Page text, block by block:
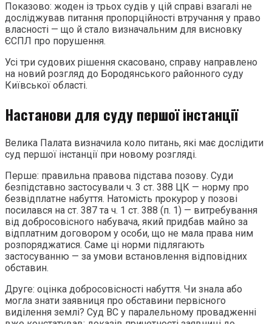
Показово: жоден із трьох судів у цій справі взагалі не
досліджував питання пропорційності втручання у право
власності — що й стало визначальним для висновку
ЄСПЛ про порушення.
Усі три судових рішення скасовано, справу направлено
на новий розгляд до Бородянського районного суду
Київської області.
Настанови для суду першої інстанції
Велика Палата визначила коло питань, які має дослідити
суд першої інстанції при новому розгляді.
Перше: правильна правова підстава позову. Суди
безпідставно застосували ч. 3 ст. 388 ЦК — норму про
безвідплатне набуття. Натомість прокурор у позові
посилався на ст. 387 та ч. 1 ст. 388 (п. 1) — витребування
від добросовісного набувача, який придбав майно за
відплатним договором у особи, що не мала права ним
розпоряджатися. Саме ці норми підлягають
застосуванню — за умови встановлення відповідних
обставин.
Друге: оцінка добросовісності набуття. Чи знала або
могла знати заявниця про обставини первісного
виділення землі? Суд ВС у паралельному провадженні